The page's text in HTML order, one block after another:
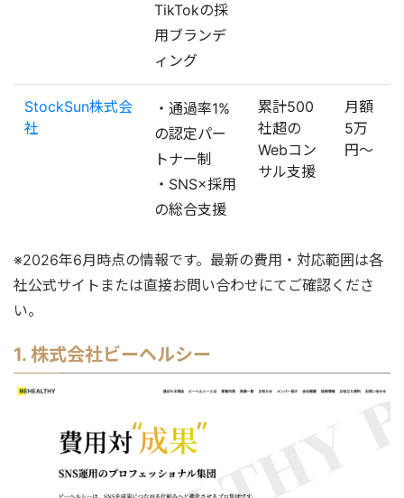
TikTokの採
用ブランデ
ィング
StockSun株式会
社
・通過率1%
の認定パー
トナー制
・SNS×採用
の総合支援
累計500
社超の
Webコン
サル支援
月額
5万
円〜
※2026年6月時点の情報です。最新の費用・対応範囲は各
社公式サイトまたは直接お問い合わせにてご確認くださ
い。
1. 株式会社ビーヘルシー